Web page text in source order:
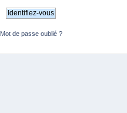
Mot de passe oublié ?